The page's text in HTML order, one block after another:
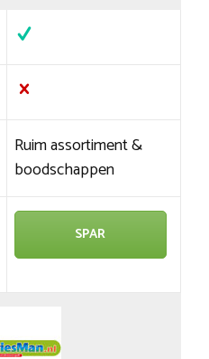
Ruim assortiment &
boodschappen
SPAR